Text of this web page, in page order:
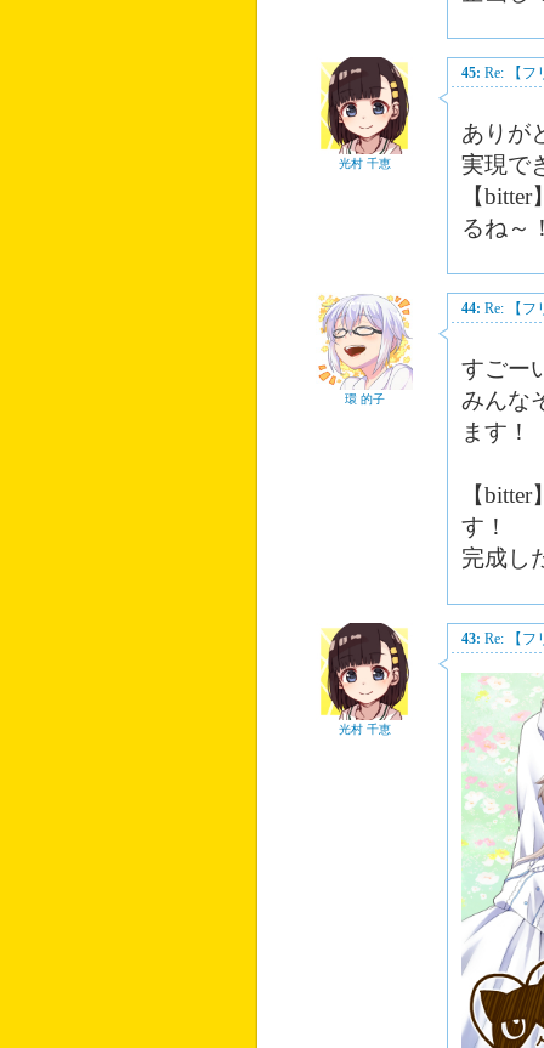
光村 千恵
45: Re: 【フ
ありが
実現で
【
るね～
環 的子
44: Re: 【フ
すごー
みんな
ます！
【
す！
完成し
光村 千恵
43: Re: 【フ